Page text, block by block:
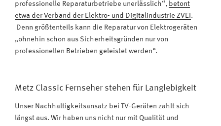
professionelle Reparaturbetriebe unerlässlich“, betont
etwa der Verband der Elektro- und Digitalindustrie ZVEI.
Denn größtenteils kann die Reparatur von Elektrogeräten
„ohnehin schon aus Sicherheitsgründen nur von
professionellen Betrieben geleistet werden“.
Metz Classic Fernseher stehen für Langlebigkeit
Unser Nachhaltigkeitsansatz bei TV-Geräten zahlt sich
längst aus. Wir haben uns nicht nur mit Qualität und